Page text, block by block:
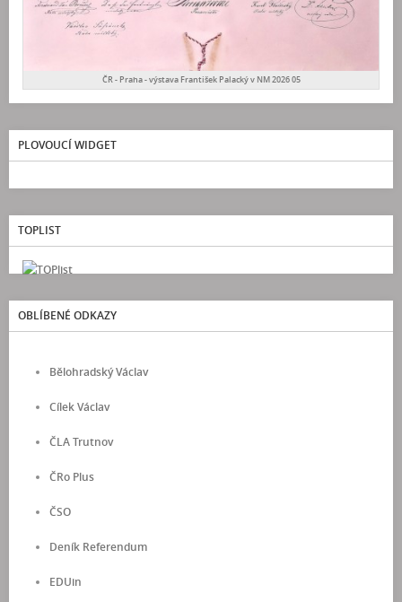
ČR - Praha - výstava František Palacký v NM 2026 05
PLOVOUCÍ WIDGET
TOPLIST
OBLÍBENÉ ODKAZY
Bělohradský Václav
Cílek Václav
ČLA Trutnov
ČRo Plus
ČSO
Deník Referendum
EDUin